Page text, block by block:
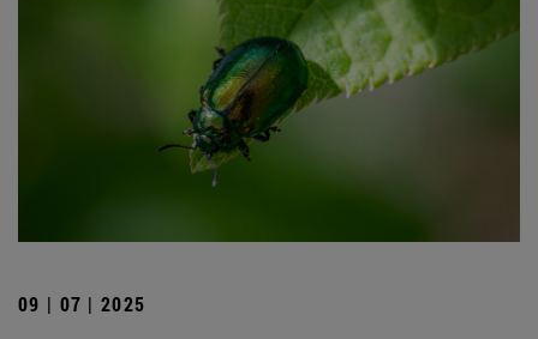
09 | 07 | 2025